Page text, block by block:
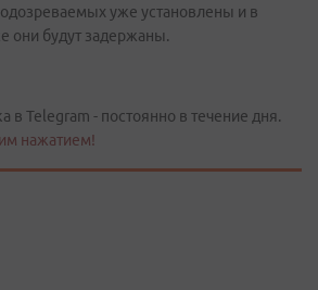
уже установлены и в
они будут задержаны.
в Telegram - постоянно в течение дня.
нажатием!